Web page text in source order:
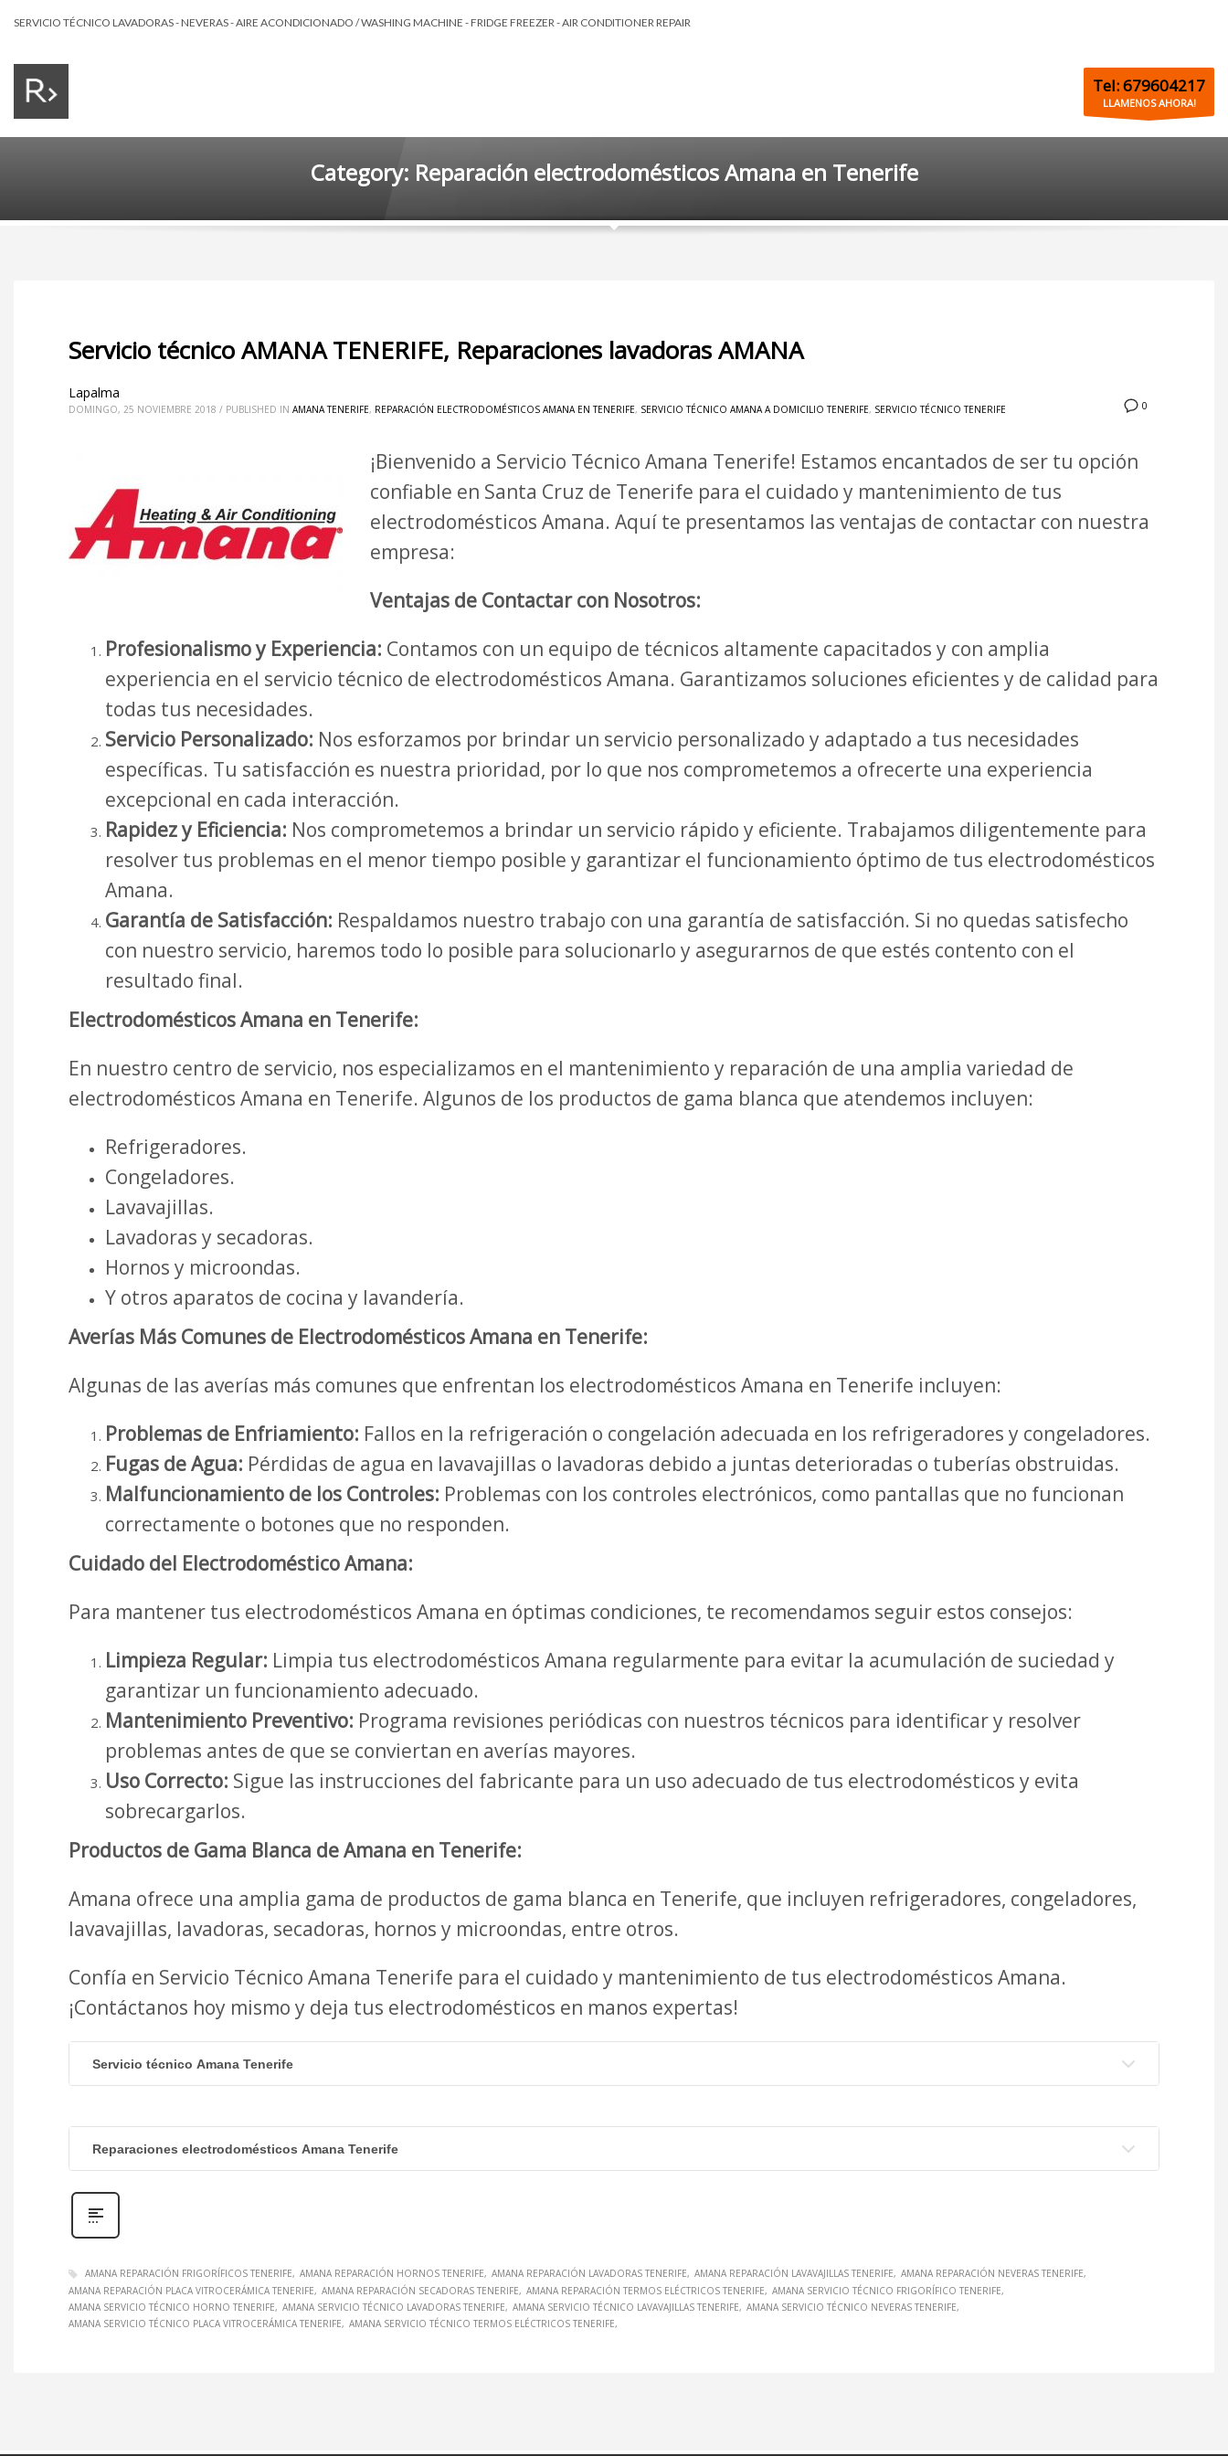
SERVICIO TÉCNICO LAVADORAS - NEVERAS - AIRE ACONDICIONADO / WASHING MACHINE - FRIDGE FREEZER - AIR CONDITIONER REPAIR
Tel: 679604217
LLAMENOS AHORA!
Category: Reparación electrodomésticos Amana en Tenerife
Servicio técnico AMANA TENERIFE, Reparaciones lavadoras AMANA
0
Lapalma
DOMINGO, 25 NOVIEMBRE 2018 / PUBLISHED IN AMANA TENERIFE, REPARACIÓN ELECTRODOMÉSTICOS AMANA EN TENERIFE, SERVICIO TÉCNICO AMANA A DOMICILIO TENERIFE, SERVICIO TÉCNICO TENERIFE
¡Bienvenido a Servicio Técnico Amana Tenerife! Estamos encantados de ser tu opción
confiable en Santa Cruz de Tenerife para el cuidado y mantenimiento de tus
electrodomésticos Amana. Aquí te presentamos las ventajas de contactar con nuestra
empresa:
Ventajas de Contactar con Nosotros:
Profesionalismo y Experiencia: Contamos con un equipo de técnicos altamente capacitados y con amplia
experiencia en el servicio técnico de electrodomésticos Amana. Garantizamos soluciones eficientes y de calidad para
todas tus necesidades.
Servicio Personalizado: Nos esforzamos por brindar un servicio personalizado y adaptado a tus necesidades
específicas. Tu satisfacción es nuestra prioridad, por lo que nos comprometemos a ofrecerte una experiencia
excepcional en cada interacción.
Rapidez y Eficiencia: Nos comprometemos a brindar un servicio rápido y eficiente. Trabajamos diligentemente para
resolver tus problemas en el menor tiempo posible y garantizar el funcionamiento óptimo de tus electrodomésticos
Amana.
Garantía de Satisfacción: Respaldamos nuestro trabajo con una garantía de satisfacción. Si no quedas satisfecho
con nuestro servicio, haremos todo lo posible para solucionarlo y asegurarnos de que estés contento con el
resultado final.
Electrodomésticos Amana en Tenerife:
En nuestro centro de servicio, nos especializamos en el mantenimiento y reparación de una amplia variedad de
electrodomésticos Amana en Tenerife. Algunos de los productos de gama blanca que atendemos incluyen:
Refrigeradores.
Congeladores.
Lavavajillas.
Lavadoras y secadoras.
Hornos y microondas.
Y otros aparatos de cocina y lavandería.
Averías Más Comunes de Electrodomésticos Amana en Tenerife:
Algunas de las averías más comunes que enfrentan los electrodomésticos Amana en Tenerife incluyen:
Problemas de Enfriamiento: Fallos en la refrigeración o congelación adecuada en los refrigeradores y congeladores.
Fugas de Agua: Pérdidas de agua en lavavajillas o lavadoras debido a juntas deterioradas o tuberías obstruidas.
Malfuncionamiento de los Controles: Problemas con los controles electrónicos, como pantallas que no funcionan
correctamente o botones que no responden.
Cuidado del Electrodoméstico Amana:
Para mantener tus electrodomésticos Amana en óptimas condiciones, te recomendamos seguir estos consejos:
Limpieza Regular: Limpia tus electrodomésticos Amana regularmente para evitar la acumulación de suciedad y
garantizar un funcionamiento adecuado.
Mantenimiento Preventivo: Programa revisiones periódicas con nuestros técnicos para identificar y resolver
problemas antes de que se conviertan en averías mayores.
Uso Correcto: Sigue las instrucciones del fabricante para un uso adecuado de tus electrodomésticos y evita
sobrecargarlos.
Productos de Gama Blanca de Amana en Tenerife:
Amana ofrece una amplia gama de productos de gama blanca en Tenerife, que incluyen refrigeradores, congeladores,
lavavajillas, lavadoras, secadoras, hornos y microondas, entre otros.
Confía en Servicio Técnico Amana Tenerife para el cuidado y mantenimiento de tus electrodomésticos Amana.
¡Contáctanos hoy mismo y deja tus electrodomésticos en manos expertas!
Servicio técnico Amana Tenerife
Reparaciones electrodomésticos Amana Tenerife
AMANA REPARACIÓN FRIGORÍFICOS TENERIFE AMANA REPARACIÓN HORNOS TENERIFE AMANA REPARACIÓN LAVADORAS TENERIFE AMANA REPARACIÓN LAVAVAJILLAS TENERIFE
AMANA REPARACIÓN NEVERAS TENERIFE
AMANA REPARACIÓN PLACA VITROCERÁMICA TENERIFE
AMANA REPARACIÓN SECADORAS TENERIFE AMANA REPARACIÓN TERMOS ELÉCTRICOS TENERIFE
AMANA SERVICIO TÉCNICO FRIGORÍFICO TENERIFE
AMANA SERVICIO TÉCNICO HORNO TENERIFE
AMANA SERVICIO TÉCNICO LAVADORAS TENERIFE AMANA SERVICIO TÉCNICO LAVAVAJILLAS TENERIFE
AMANA SERVICIO TÉCNICO NEVERAS TENERIFE
AMANA SERVICIO TÉCNICO PLACA VITROCERÁMICA TENERIFE
AMANA SERVICIO TÉCNICO TERMOS ELÉCTRICOS TENERIFE